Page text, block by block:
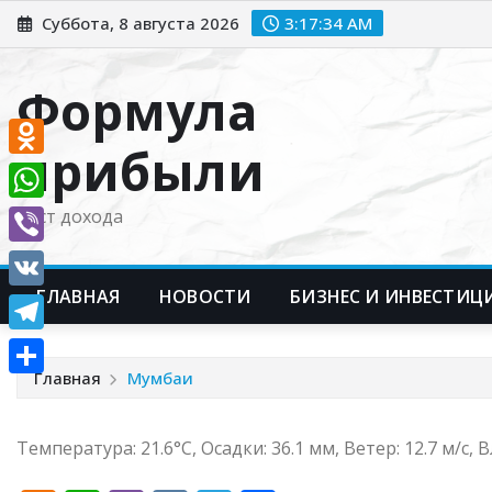
Перейти
к
Суббота, 8 августа 2026 3:17:35 AM
Формула
прибыли
Рост дохода
ГЛАВНАЯ НОВОСТИ БИЗНЕС И
Главная Мумбаи
Температура: 21.6°C, Осадки: 36.1 мм, Ветер: 12.7 м/с,
Odnoklassniki
WhatsApp
Viber
VK
Telegram
Отправить